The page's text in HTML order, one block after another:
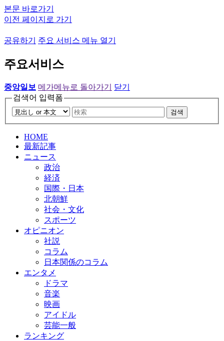
본문 바로가기
이전 페이지로 가기
공유하기 주요 서비스 메뉴 열기
주요서비스
중앙일보 메가메뉴로 돌아가기
닫기
검색어 입력폼
검색
HOME
最新記事
ニュース
政治
経済
国際・日本
北朝鮮
社会・文化
スポーツ
オピニオン
社説
コラム
日本関係のコラム
エンタメ
ドラマ
音楽
映画
アイドル
芸能一般
ランキング